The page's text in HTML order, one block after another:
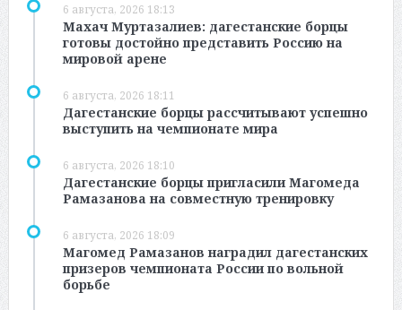
6 августа, 2026 18:13
Махач Муртазалиев: дагестанские борцы
готовы достойно представить Россию на
мировой арене
6 августа, 2026 18:11
Дагестанские борцы рассчитывают успешно
выступить на чемпионате мира
6 августа, 2026 18:10
Дагестанские борцы пригласили Магомеда
Рамазанова на совместную тренировку
6 августа, 2026 18:09
Магомед Рамазанов наградил дагестанских
призеров чемпионата России по вольной
борьбе